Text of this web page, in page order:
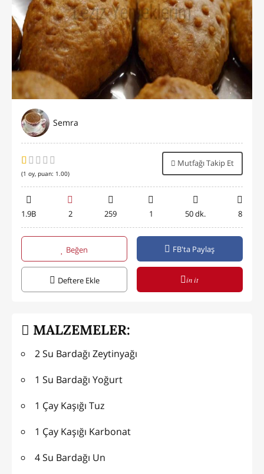
Semra
(1 oy, puan: 1.00)
Mutfağı Takip Et
1.9B 2 259 1 50 dk. 8
Beğen FB'ta Paylaş
Deftere Ekle in it
MALZEMELER:
2 Su Bardağı Zeytinyağı
1 Su Bardağı Yoğurt
1 Çay Kaşığı Tuz
1 Çay Kaşığı Karbonat
4 Su Bardağı Un